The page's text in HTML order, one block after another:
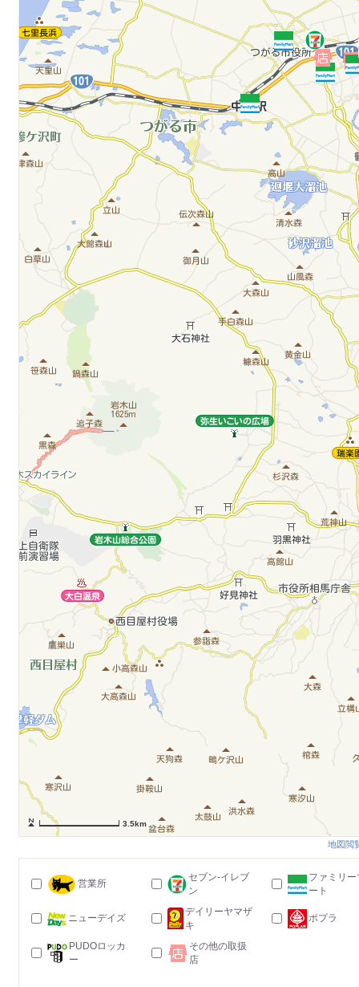
3.5km
地図閲
営業所
セブン-イレブ
ン
ファミリー
ート
ニューデイズ
デイリーヤマザ
キ
ポプラ
PUDOロッカ
ー
その他の取扱
店